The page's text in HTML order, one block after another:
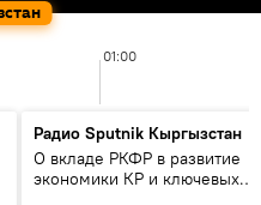
01:00
Радио Sputnik Кыргызстан
О вкладе РКФР в развитие
экономики КР и ключевых